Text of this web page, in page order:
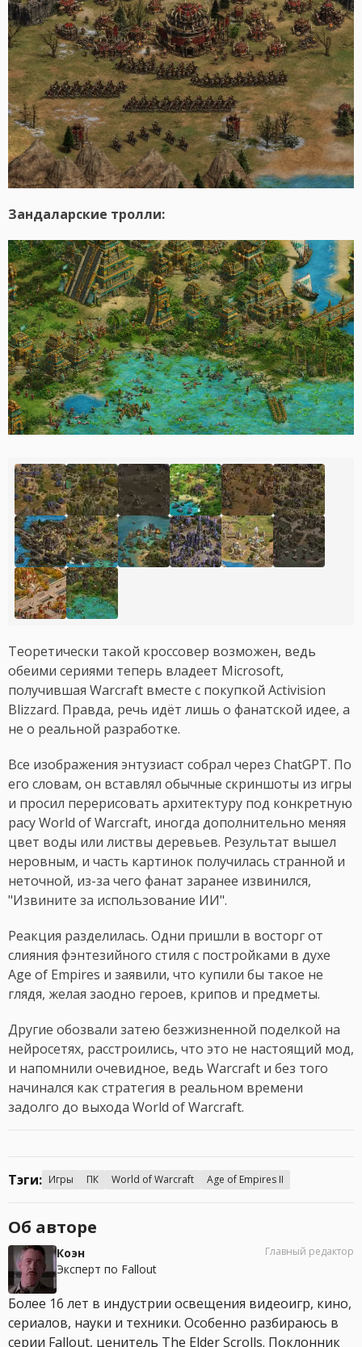
Зандаларские тролли:
Теоретически такой кроссовер возможен, ведь
обеими сериями теперь владеет Microsoft,
получившая Warcraft вместе с покупкой Activision
Blizzard. Правда, речь идёт лишь о фанатской идее, а
не о реальной разработке.
Все изображения энтузиаст собрал через ChatGPT. По
его словам, он вставлял обычные скриншоты из игры
и просил перерисовать архитектуру под конкретную
расу World of Warcraft, иногда дополнительно меняя
цвет воды или листвы деревьев. Результат вышел
неровным, и часть картинок получилась странной и
неточной, из-за чего фанат заранее извинился,
"Извините за использование ИИ".
Реакция разделилась. Одни пришли в восторг от
слияния фэнтезийного стиля с постройками в духе
Age of Empires и заявили, что купили бы такое не
глядя, желая заодно героев, крипов и предметы.
Другие обозвали затею безжизненной поделкой на
нейросетях, расстроились, что это не настоящий мод,
и напомнили очевидное, ведь Warcraft и без того
начинался как стратегия в реальном времени
задолго до выхода World of Warcraft.
Тэги: Игры ПК World of Warcraft Age of Empires II
Об авторе
Коэн
Эксперт по Fallout
Главный редактор
Более 16 лет в индустрии освещения видеоигр, кино,
сериалов, науки и техники. Особенно разбираюсь в
серии Fallout, ценитель The Elder Scrolls. Поклонник